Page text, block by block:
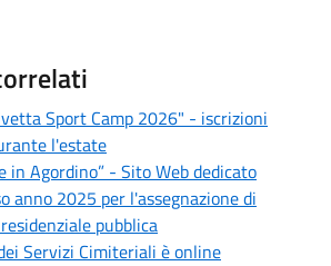
Sport Camp 2026" - iscrizioni
l'estate
in Agordino” - Sito Web dedicato
anno 2025 per l'assegnazione di
pubblica
Servizi Cimiteriali è online